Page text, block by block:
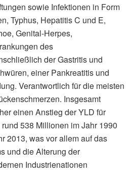
sowie Infektionen in Form
Typhus, Hepatitis C und E,
Genital-Herpes,
des
der Gastritis und
einer Pankreatitis und
Verantwortlich für die meisten
Insgesamt
einen Anstieg der YLD für
538 Millionen im Jahr 1990
2013, was vor allem auf das
und die Alterung der
Industrienationen